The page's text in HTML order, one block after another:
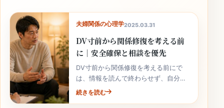
夫婦関係の心理学2025.03.31
DV寸前から関係修復を考える前
に｜安全確保と相談を優先
DV寸前から関係修復を考える前にで
は、情報を読んで終わらせず、自分の
家庭の事実と次の行動へ落とし込むこ
続きを読む